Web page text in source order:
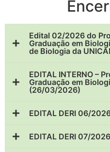
Edital 02/2026 do
Graduação em
de Biologia da
EDITAL INTERNO –
Graduação em
(26/03/2026)
EDITAL DERI 06/
EDITAL DERI 07/2026